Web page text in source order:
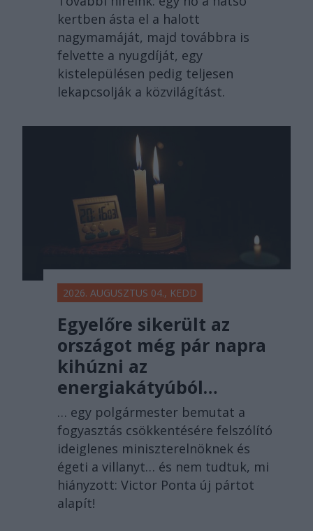
kertben ásta el a halott
nagymamáját, majd továbbra is
felvette a nyugdíját, egy
kistelepülésen pedig teljesen
lekapcsolják a közvilágítást.
2026. AUGUSZTUS 04., KEDD
Egyelőre sikerült az
országot még pár napra
kihúzni az
energiakátyúból…
… egy polgármester bemutat a
fogyasztás csökkentésére felszólító
ideiglenes miniszterelnöknek és
égeti a villanyt… és nem tudtuk, mi
hiányzott: Victor Ponta új pártot
alapít!